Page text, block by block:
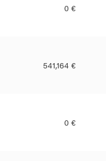
0 €
541,164 €
0 €